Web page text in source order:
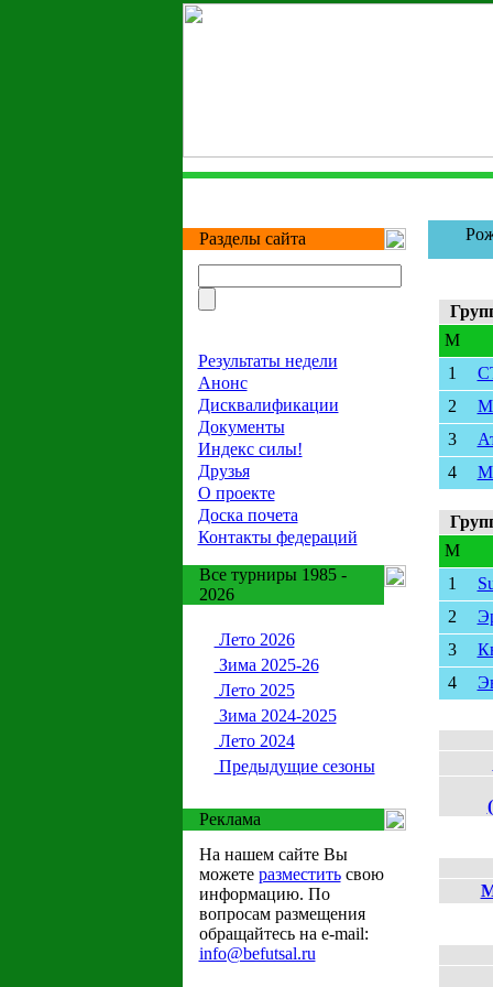
Разделы сайта
Результаты недели
Анонс
Дисквалификации
Документы
Индекс силы!
Друзья
О проекте
Доска почета
Контакты федераций
Все турниры 1985 -
2026
Лето 2026
Зима 2025-26
Лето 2025
Зима 2024-2025
Лето 2024
Предыдущие сезоны
Реклама
На нашем сайте Вы
можете разместитьсвою
информацию. По
вопросам размещения
обращайтесь на e-mail:
info@befutsal.ru
M
1
2
3
4
M
1
2
3
4